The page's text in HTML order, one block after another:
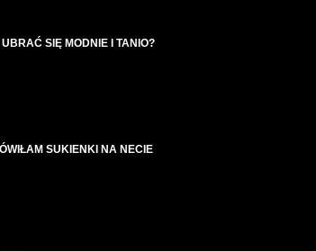
SIĘ MODNIE I TANIO?
SUKIENKI NA NECIE